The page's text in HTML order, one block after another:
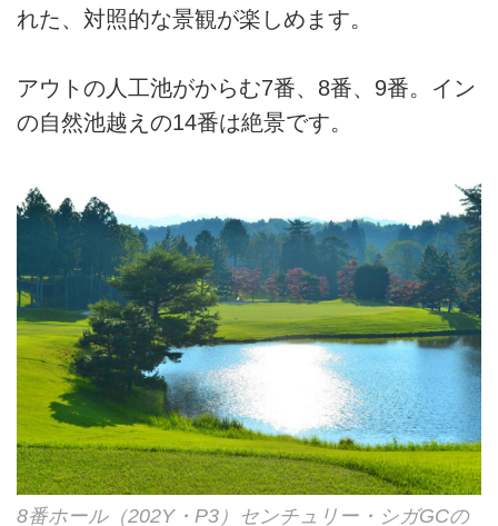
れた、対照的な景観が楽しめます。
アウトの人工池がからむ7番、8番、9番。イン
の自然池越えの14番は絶景です。
8番ホール（202Y・P3）センチュリー・シガGCの